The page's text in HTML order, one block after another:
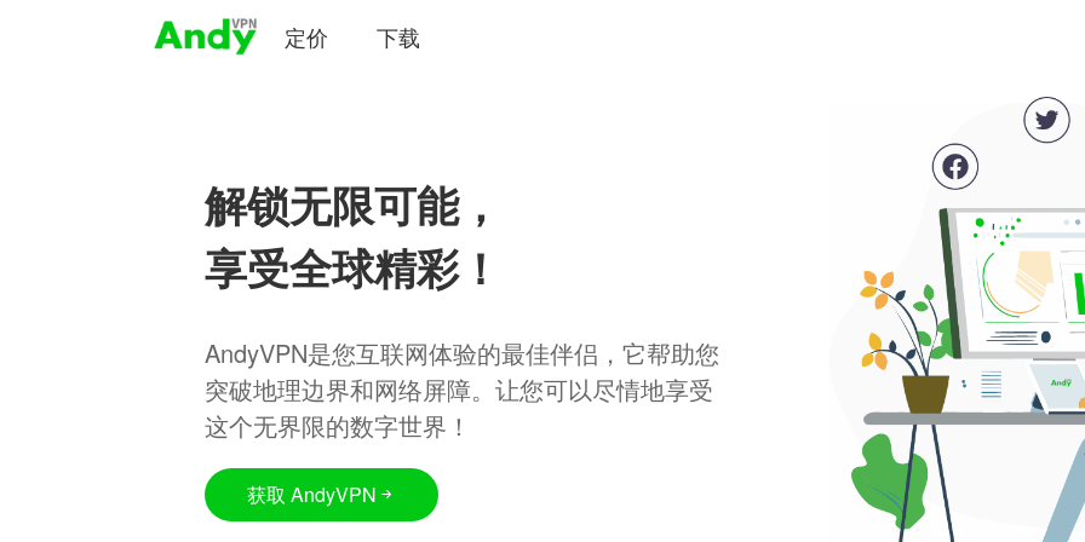
定价 下载
解锁无限可能，
享受全球精彩！
AndyVPN是您互联网体验的最佳伴侣，它帮助您
突破地理边界和网络屏障。让您可以尽情地享受
这个无界限的数字世界！
获取 AndyVPN